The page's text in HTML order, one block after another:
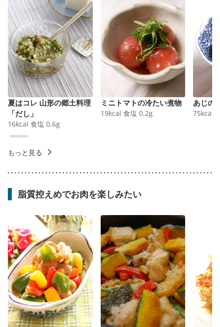
夏はコレ 山形の郷土料理
「だし」
16kcal 食塩 0.6g
ミニトマトの冷たい煮物
19kcal 食塩 0.2g
あじの
75kcal
もっと見る
脂質控えめでお肉を楽しみたい